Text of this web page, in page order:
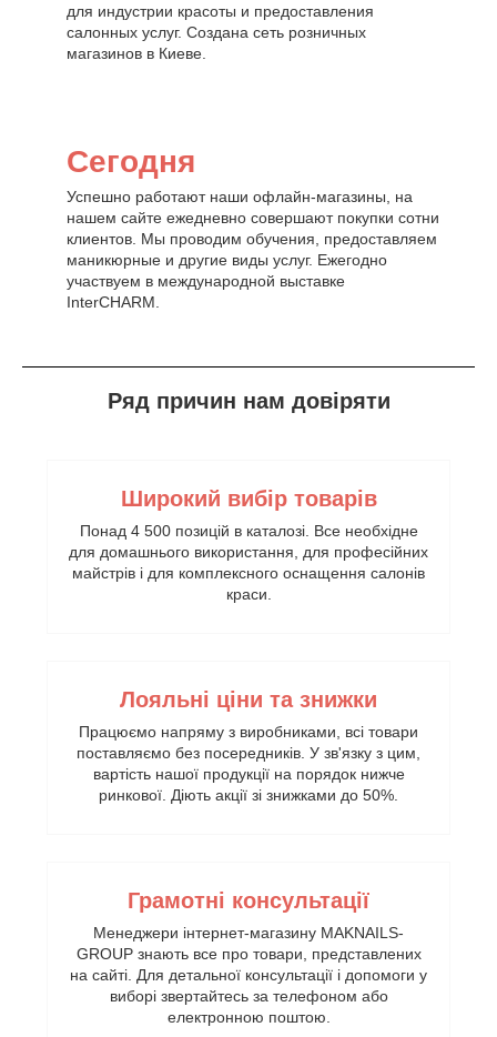
для индустрии красоты и предоставления
салонных услуг. Создана сеть розничных
магазинов в Киеве.
Сегодня
Успешно работают наши офлайн-магазины, на
нашем сайте ежедневно совершают покупки сотни
клиентов. Мы проводим обучения, предоставляем
маникюрные и другие виды услуг. Ежегодно
участвуем в международной выставке
InterCHARM.
Ряд причин нам довіряти
Широкий вибір товарів
Понад 4 500 позицій в каталозі. Все необхідне
для домашнього використання, для професійних
майстрів і для комплексного оснащення салонів
краси.
Лояльні ціни та знижки
Працюємо напряму з виробниками, всі товари
поставляємо без посередників. У зв'язку з цим,
вартість нашої продукції на порядок нижче
ринкової. Діють акції зі знижками до 50%.
Грамотні консультації
Менеджери інтернет-магазину MAKNAILS-
GROUP знають все про товари, представлених
на сайті. Для детальної консультації і допомоги у
виборі звертайтесь за телефоном або
електронною поштою.